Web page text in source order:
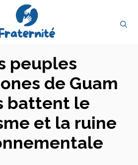
peuples
de Guam
battent le
et la ruine